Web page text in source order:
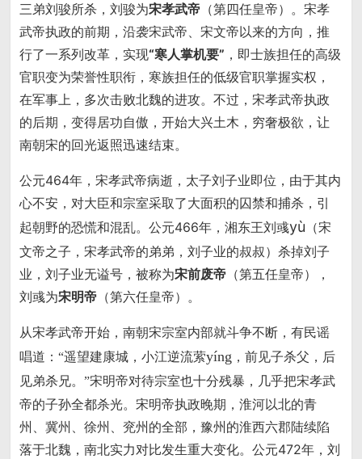
三弟刘骏所杀，刘骏为宋孝武帝 （第四任皇帝）。宋孝
武帝执政的前期，沿袭宋武帝、宋文帝以来的方向，推
行了一系列改革，实现“寒人掌机要” ，即士族担任的高级
官职变为荣誉性职衔，寒族担任的低级官职掌握实权，
在军事上，多次击败北魏的进攻。不过，宋孝武帝执政
的后期，变得居功自傲，开始大兴土木，穷奢极欲，让
南朝宋的回光返照迅速结束。
公元464年，宋孝武帝病逝，太子刘子业即位，由于其内
心不安，对大臣和宗室采取了大面积的囚禁和捕杀，引
起朝野的恐慌和混乱。公元466年，湘东王刘彧yù （宋
文帝之子，宋孝武帝的弟弟，刘子业的叔叔）杀掉刘子
业，刘子业无谥号，被称为宋前废帝 （第五任皇帝），
刘彧为宋明帝 （第六任皇帝）。
从宋孝武帝开始，南朝宋宗室内部就斗争不断，有民谣
唱道：“遥望建康城，小江逆流萦yíng ，前见子杀父，后
见弟杀兄。”宋明帝对待宗室也十分残暴，几乎把宋孝武
帝的子孙全都杀光。宋明帝执政晚期，淮河以北的青
州、冀州、徐州、兖州的全部，豫州的淮西六郡陆续陷
落于北魏，南北实力对比发生重大变化。公元472年，刘